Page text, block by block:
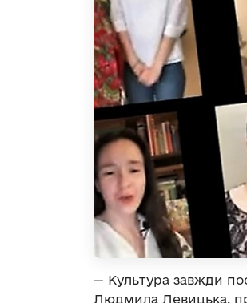
— Культура завжди
Людмила Левицька,